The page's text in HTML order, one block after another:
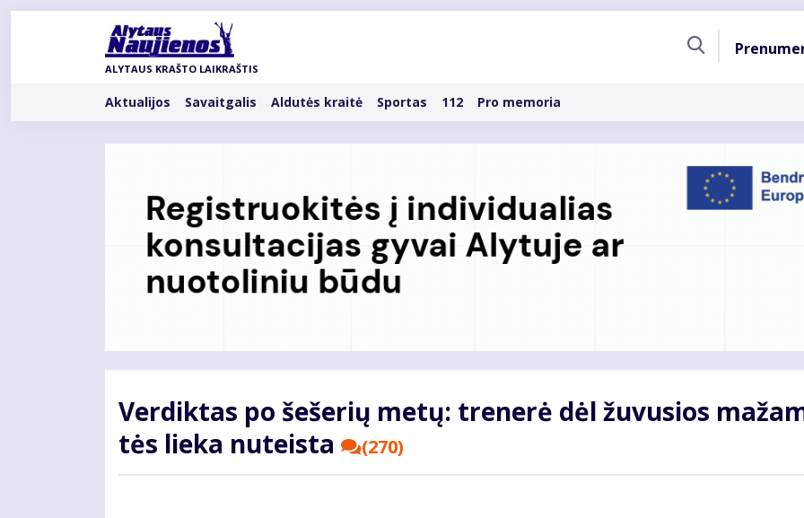
Pereiti
ALYTAUS KRAŠTO LAIKRAŠTIS
Rubrikos
Aktualijos Savaitgalis Aldutės kraitė Sportas 112 Pro memoria
Ver­dik­tas po še­še­rių me­tų: tre­ne­rė dėl žu­vu­sios
tės lie­ka nu­teis­ta
(270)